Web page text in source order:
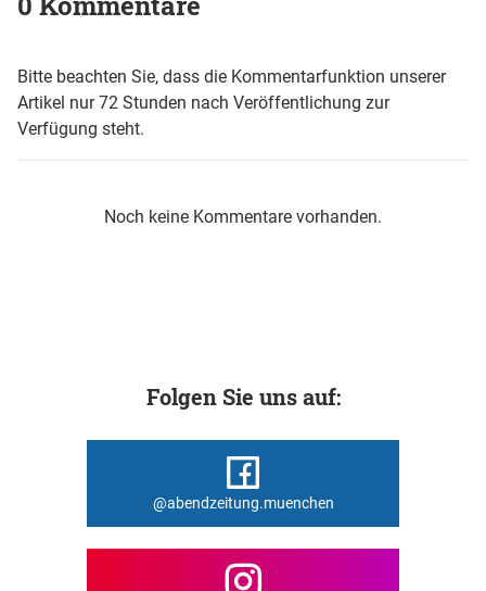
Bitte beachten Sie, dass die Kommentarfunktion unserer
Artikel nur 72 Stunden nach Veröffentlichung zur
Verfügung steht.
Noch keine Kommentare vorhanden.
Folgen Sie uns auf:
@abendzeitung.muenchen